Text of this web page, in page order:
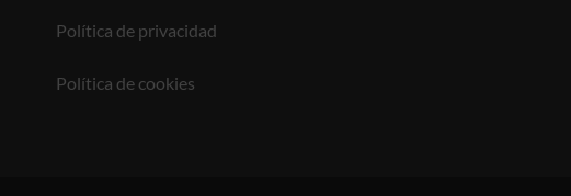
Política de privacidad
Política de cookies